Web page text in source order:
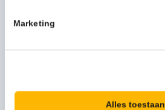
Marketing
Alles toestaan
Meer productinformatie
Afmeting 60cm
Vikan